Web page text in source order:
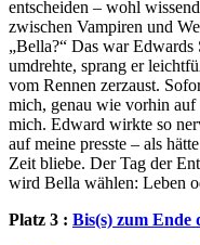
entscheiden – wohl
zwischen Vampiren und
„Bella?“ Das war
umdrehte, sprang er
vom Rennen zerzaust.
mich, genau wie vorhin auf
mich. Edward wirkte so
auf meine presste – als
Zeit bliebe. Der Tag der
wird Bella wählen: Leben
Platz 3 : Bis(s) zum Ende